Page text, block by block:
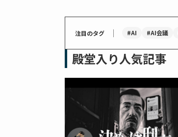
注目のタグ ｜ #AI #AI会議
殿堂入り人気記事